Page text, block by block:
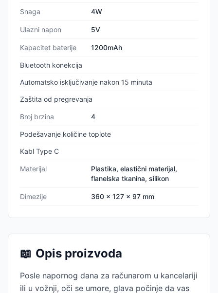
Snaga 4W
Ulazni napon 5V
Kapacitet baterije 1200mAh
Bluetooth konekcija
Automatsko isključivanje nakon 15 minuta
Zaštita od pregrevanja
Broj brzina 4
Podešavanje količine toplote
Kabl Type C
Materijal
Plastika, elastični materijal,
flanelska tkanina, silikon
Dimezije 360 x 127 x 97 mm
📖 Opis proizvoda
Posle napornog dana za računarom u kancelariji
ili u vožnji, oči se umore, glava počinje da vas